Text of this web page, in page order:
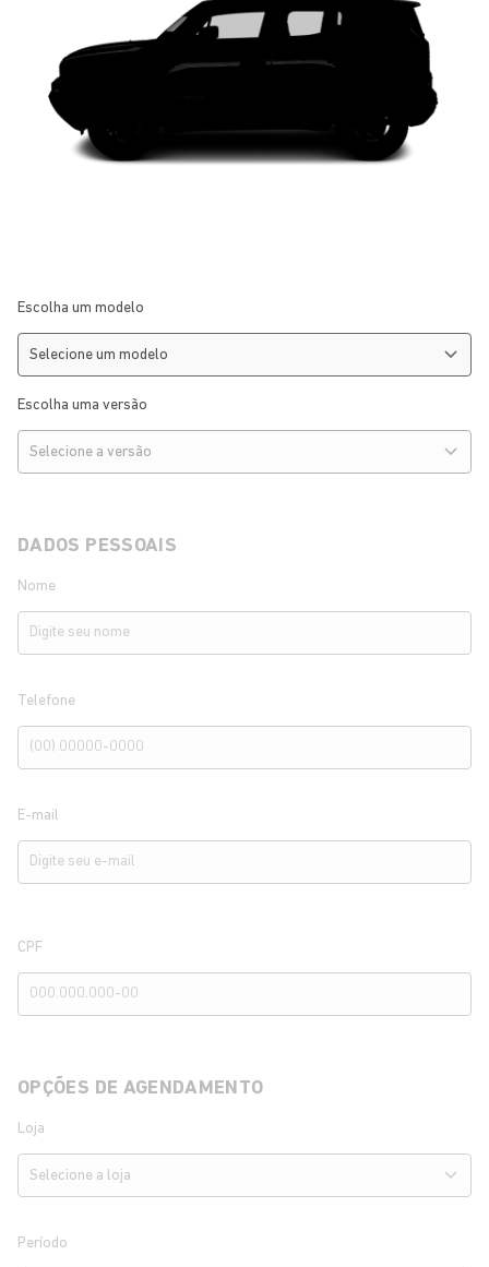
Escolha um modelo
Escolha uma versão
DADOS PESSOAIS
Nome
Telefone
E-mail
CPF
OPÇÕES DE AGENDAMENTO
Loja
Período